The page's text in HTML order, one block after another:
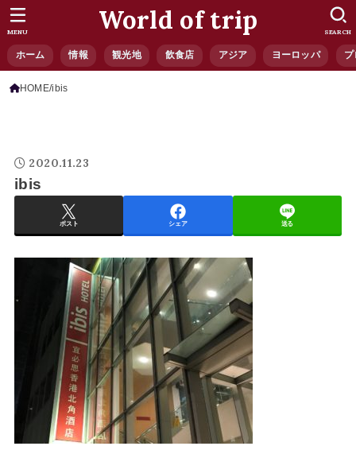
World of trip
ホーム 情報 観光地 飲食店 アジア ヨーロッパ プ
SEARCH
MENU
HOME ibis
2020.11.23
ibis
ポスト シェア 送る